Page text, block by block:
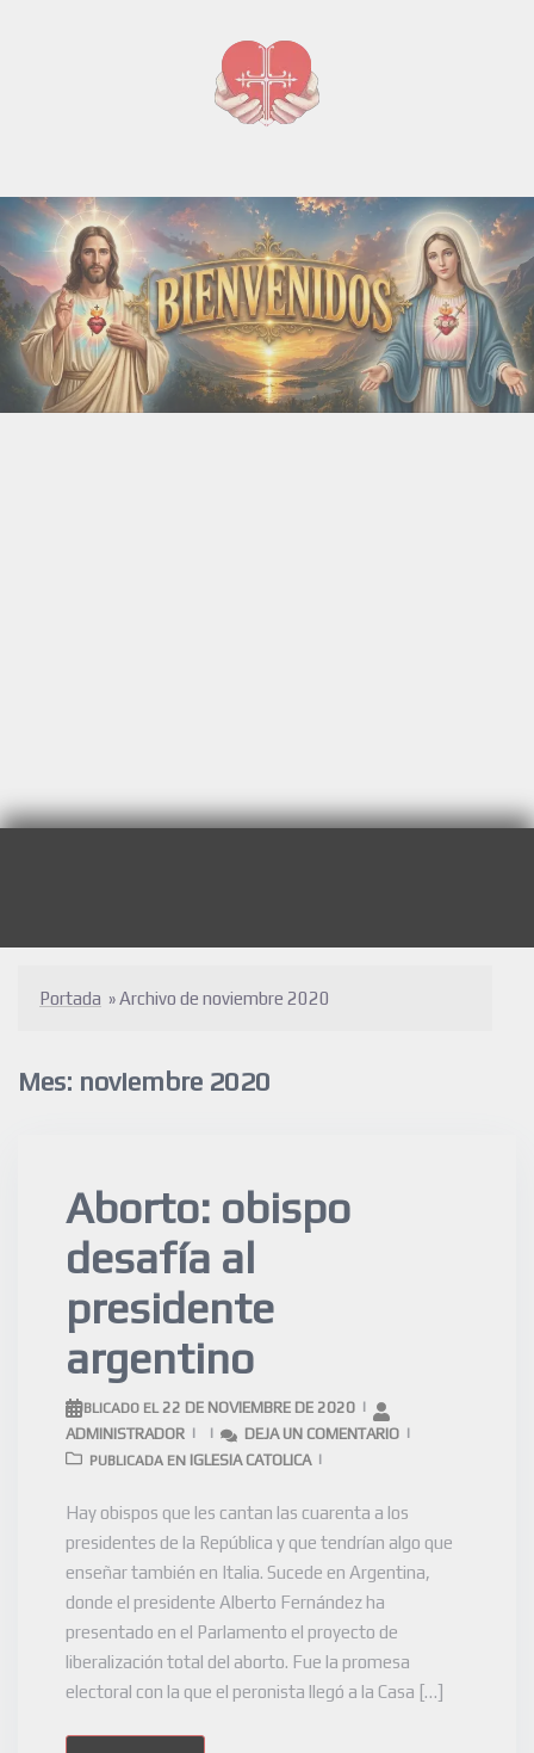
Portada »Archivo de noviembre 2020
Mes: noviembre 2020
Aborto: obispo
desafía al
presidente
argentino
PUBLICADO EL 22 DE NOVIEMBRE DE 2020
ADMINISTRADOR
DEJA UN COMENTARIO
PUBLICADA EN IGLESIA CATOLICA
Hay obispos que les cantan las cuarenta a los
presidentes de la República y que tendrían algo que
enseñar también en Italia. Sucede en Argentina,
donde el presidente Alberto Fernández ha
presentado en el Parlamento el proyecto de
liberalización total del aborto. Fue la promesa
electoral con la que el peronista llegó a la Casa […]